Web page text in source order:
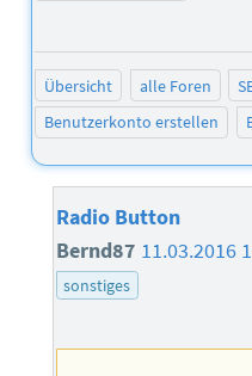
Übersicht alle Foren
Benutzerkonto erstellen
Radio Button
Bernd87 11.03.2016
sonstiges